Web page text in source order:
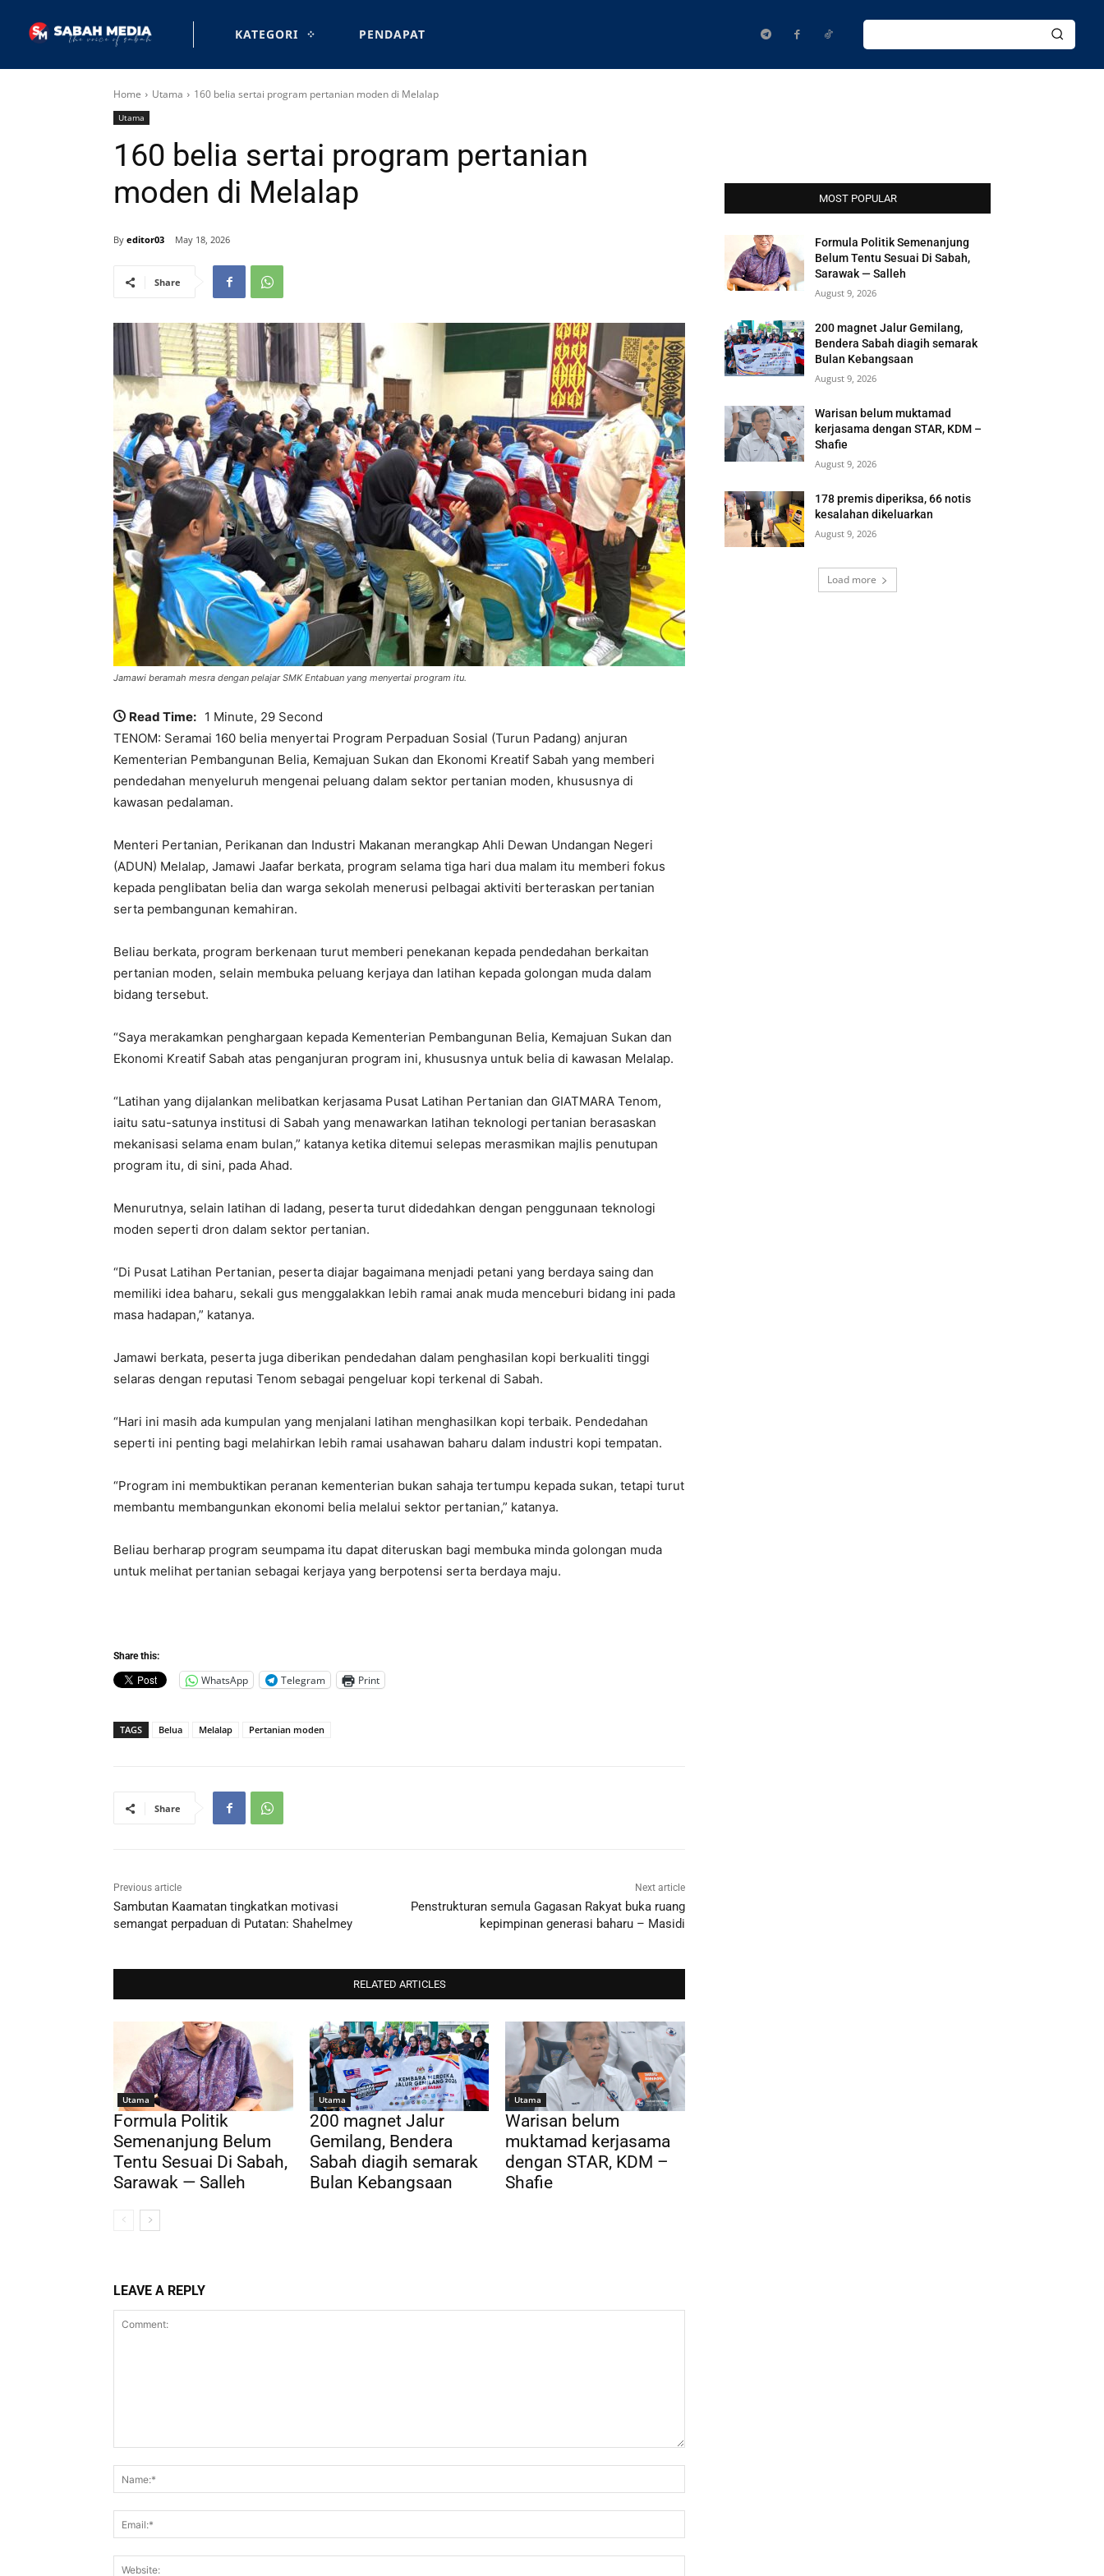
KATEGORI PENDAPAT
Home Utama 160 belia sertai program pertanian moden di Melalap
Utama
160 belia sertai program pertanian
moden di Melalap
By editor03 May 18, 2026
Share
Jamawi beramah mesra dengan pelajar SMK Entabuan yang menyertai program itu.
Read Time: 1 Minute, 29 Second
TENOM: Seramai 160 belia menyertai Program Perpaduan Sosial (Turun Padang) anjuran
Kementerian Pembangunan Belia, Kemajuan Sukan dan Ekonomi Kreatif Sabah yang memberi
pendedahan menyeluruh mengenai peluang dalam sektor pertanian moden, khususnya di
kawasan pedalaman.
Menteri Pertanian, Perikanan dan Industri Makanan merangkap Ahli Dewan Undangan Negeri
(ADUN) Melalap, Jamawi Jaafar berkata, program selama tiga hari dua malam itu memberi fokus
kepada penglibatan belia dan warga sekolah menerusi pelbagai aktiviti berteraskan pertanian
serta pembangunan kemahiran.
Beliau berkata, program berkenaan turut memberi penekanan kepada pendedahan berkaitan
pertanian moden, selain membuka peluang kerjaya dan latihan kepada golongan muda dalam
bidang tersebut.
“Saya merakamkan penghargaan kepada Kementerian Pembangunan Belia, Kemajuan Sukan dan
Ekonomi Kreatif Sabah atas penganjuran program ini, khususnya untuk belia di kawasan Melalap.
“Latihan yang dijalankan melibatkan kerjasama Pusat Latihan Pertanian dan GIATMARA Tenom,
iaitu satu-satunya institusi di Sabah yang menawarkan latihan teknologi pertanian berasaskan
mekanisasi selama enam bulan,” katanya ketika ditemui selepas merasmikan majlis penutupan
program itu, di sini, pada Ahad.
Menurutnya, selain latihan di ladang, peserta turut didedahkan dengan penggunaan teknologi
moden seperti dron dalam sektor pertanian.
“Di Pusat Latihan Pertanian, peserta diajar bagaimana menjadi petani yang berdaya saing dan
memiliki idea baharu, sekali gus menggalakkan lebih ramai anak muda menceburi bidang ini pada
masa hadapan,” katanya.
Jamawi berkata, peserta juga diberikan pendedahan dalam penghasilan kopi berkualiti tinggi
selaras dengan reputasi Tenom sebagai pengeluar kopi terkenal di Sabah.
“Hari ini masih ada kumpulan yang menjalani latihan menghasilkan kopi terbaik. Pendedahan
seperti ini penting bagi melahirkan lebih ramai usahawan baharu dalam industri kopi tempatan.
“Program ini membuktikan peranan kementerian bukan sahaja tertumpu kepada sukan, tetapi turut
membantu membangunkan ekonomi belia melalui sektor pertanian,” katanya.
Beliau berharap program seumpama itu dapat diteruskan bagi membuka minda golongan muda
untuk melihat pertanian sebagai kerjaya yang berpotensi serta berdaya maju.
Share this:
WhatsApp Telegram Print
TAGS Belua Melalap Pertanian moden
Share
Previous article
Sambutan Kaamatan tingkatkan motivasi
semangat perpaduan di Putatan: Shahelmey
Next article
Penstrukturan semula Gagasan Rakyat buka ruang
kepimpinan generasi baharu – Masidi
RELATED ARTICLES
Utama
Formula Politik
Semenanjung Belum
Tentu Sesuai Di Sabah,
Sarawak — Salleh
Utama
200 magnet Jalur
Gemilang, Bendera
Sabah diagih semarak
Bulan Kebangsaan
Utama
Warisan belum
muktamad kerjasama
dengan STAR, KDM –
Shafie
LEAVE A REPLY
MOST POPULAR
Formula Politik Semenanjung
Belum Tentu Sesuai Di Sabah,
Sarawak — Salleh
August 9, 2026
200 magnet Jalur Gemilang,
Bendera Sabah diagih semarak
Bulan Kebangsaan
August 9, 2026
Warisan belum muktamad
kerjasama dengan STAR, KDM –
Shafie
August 9, 2026
178 premis diperiksa, 66 notis
kesalahan dikeluarkan
August 9, 2026
Load more